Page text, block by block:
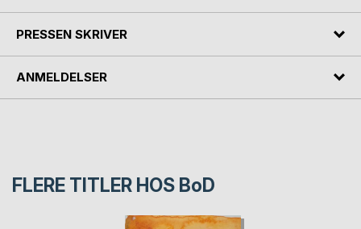
PRESSEN SKRIVER
ANMELDELSER
FLERE TITLER HOS BoD